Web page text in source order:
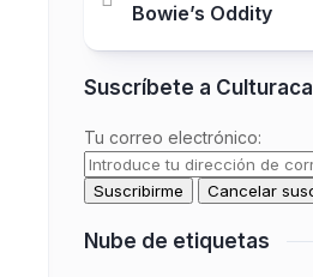
Bowie’s Oddity
Suscríbete a Culturaca
Tu correo electrónico:
Nube de etiquetas